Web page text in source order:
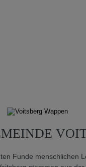
Funde menschlichen